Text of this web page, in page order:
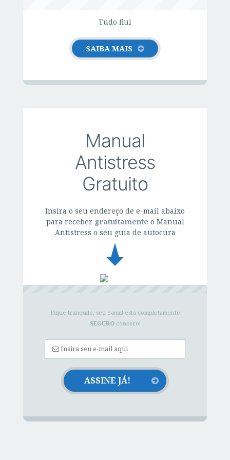
Tudo flui
SAIBA MAIS
Manual
Antistress
Gratuito
Insira o seu endereço de e-mail abaixo
para receber gratuitamente o Manual
Antistress o seu guia de autocura
Fique tranquilo, seu e-mail está completamente
SEGUROconosco!